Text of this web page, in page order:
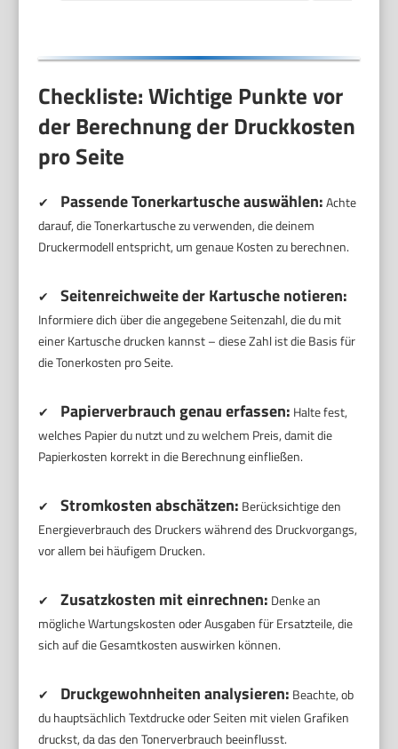
Checkliste: Wichtige Punkte vor
der Berechnung der Druckkosten
pro Seite
✔ Passende Tonerkartusche auswählen:Achte
darauf, die Tonerkartusche zu verwenden, die deinem
Druckermodell entspricht, um genaue Kosten zu berechnen.
✔ Seitenreichweite der Kartusche notieren:
Informiere dich über die angegebene Seitenzahl, die du mit
einer Kartusche drucken kannst – diese Zahl ist die Basis für
die Tonerkosten pro Seite.
✔ Papierverbrauch genau erfassen: Halte fest,
welches Papier du nutzt und zu welchem Preis, damit die
Papierkosten korrekt in die Berechnung einfließen.
✔ Stromkosten abschätzen: Berücksichtige den
Energieverbrauch des Druckers während des Druckvorgangs,
vor allem bei häufigem Drucken.
✔ Zusatzkosten mit einrechnen: Denke an
mögliche Wartungskosten oder Ausgaben für Ersatzteile, die
sich auf die Gesamtkosten auswirken können.
✔ Druckgewohnheiten analysieren: Beachte, ob
du hauptsächlich Textdrucke oder Seiten mit vielen Grafiken
druckst, da das den Tonerverbrauch beeinflusst.